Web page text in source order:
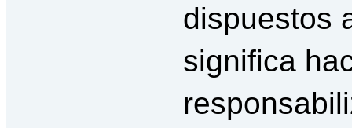
dispuestos
significa